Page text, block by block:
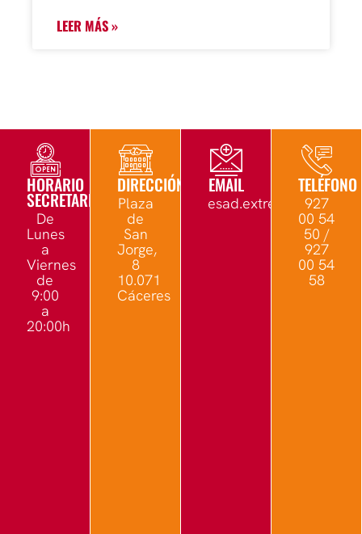
LEER MÁS »
HORARIO
SECRETARÍA
De
Lunes
a
Viernes
de
9:00
a
20:00h
DIRECCIÓN
Plaza
de
San
Jorge,
8
10.071
Cáceres
EMAIL TELÉFONO
927
00 54
50 /
927
00 54
58